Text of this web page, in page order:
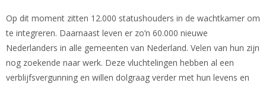
Op dit moment zitten 12.000 statushouders in de wachtkamer om
te integreren. Daarnaast leven er zo’n 60.000 nieuwe
Nederlanders in alle gemeenten van Nederland. Velen van hun zijn
nog zoekende naar werk. Deze vluchtelingen hebben al een
verblijfsvergunning en willen dolgraag verder met hun levens en